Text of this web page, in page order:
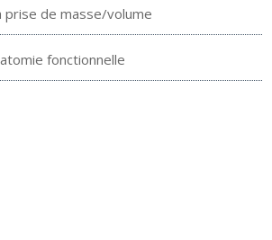
prise de masse/volume
fonctionnelle